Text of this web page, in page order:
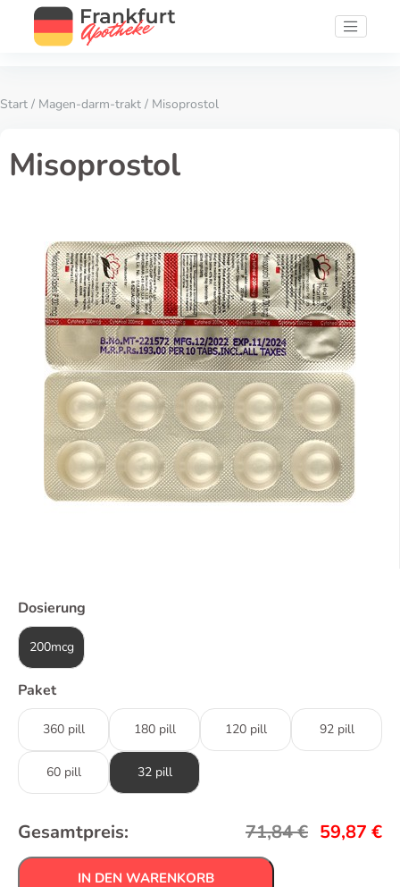
Start / Magen-darm-trakt / Misoprostol
Misoprostol
Dosierung
200mcg
Paket
360 pill 180 pill 120 pill 92 pill
60 pill 32 pill
Gesamtpreis: 71,84€ 59,87 €
IN DEN WARENKORB